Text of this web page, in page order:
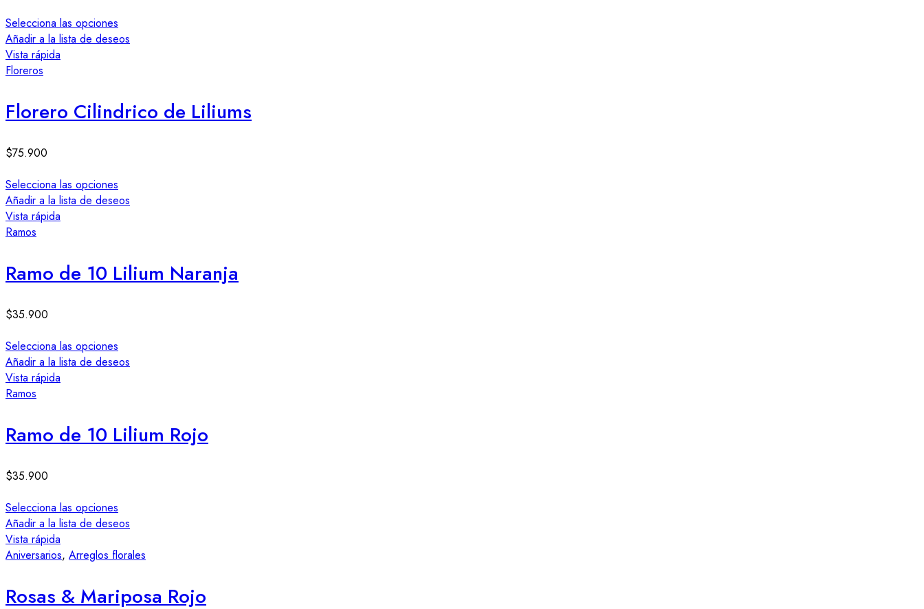
Selecciona las opciones
Añadir a la lista de deseos
Vista rápida
Floreros
Florero Cilindrico de Liliums
$75.900
Selecciona las opciones
Añadir a la lista de deseos
Vista rápida
Ramos
Ramo de 10 Lilium Naranja
$35.900
Selecciona las opciones
Añadir a la lista de deseos
Vista rápida
Ramos
Ramo de 10 Lilium Rojo
$35.900
Selecciona las opciones
Añadir a la lista de deseos
Vista rápida
Aniversarios, Arreglos florales
Rosas & Mariposa Rojo